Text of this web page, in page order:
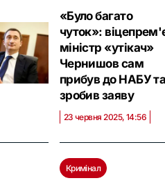
«Було багато
чуток»:
міністр «утікач»
Чернишов сам
прибув до НАБУ
зробив заяву
23 червня 2025, 14:56
Кримінал